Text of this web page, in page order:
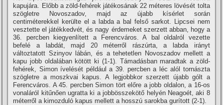
kapujára. Előbb a zöld-fehérek játékosának 22 méteres lövését tolta
szögletre Novoszadov, majd az újabb kí­sérlet során
centiméterekkel kerülte el a labda a bal felső sarkot. Lipcsei nem
vesztette el játékkedvét, és nagy érdemeket szerzett abban, hogy a
36. percben kiegyenlí­tett a Ferencváros. A bal oldalról vezette
befelé a labdát, majd 20 méterről rászúrta, a labda irányt
változtatott Szinyov lábán, és a tehetetlen Novoszadov mellett a
kapu jobb oldalában kötött ki (1-1). Támadásban maradtak a zöld-
fehérek, Simon í­velését például a 39. percben a léc alól tornászta
szögletre a moszkvai kapus. A legjobbkor szerzett újabb gólt a
Ferencváros. A 45. percben Simon tört előre a jobb oldalon, a 16-os
vonaláról kitűnően ugratta ki a jobbösszekötő helyén Neagoét, aki 8
méterről a kimozduló kapus mellett a hosszú sarokba gurí­tott (2-1).